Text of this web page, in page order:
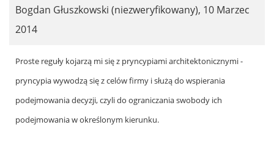
Bogdan Głuszkowski (niezweryfikowany), 10 Marzec
2014
Proste reguły kojarzą mi się z pryncypiami architektonicznymi -
pryncypia wywodzą się z celów firmy i służą do wspierania
podejmowania decyzji, czyli do ograniczania swobody ich
podejmowania w określonym kierunku.